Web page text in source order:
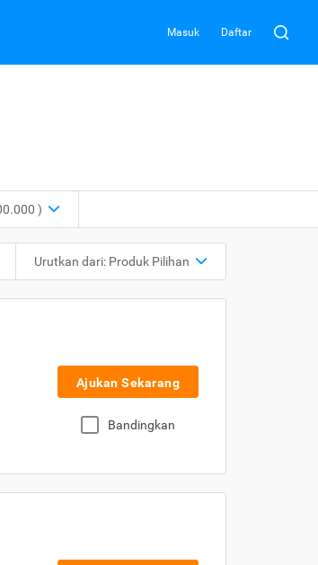
Masuk Daftar
)
Urutkan dari: Produk Pilihan
Ajukan Sekarang
Bandingkan